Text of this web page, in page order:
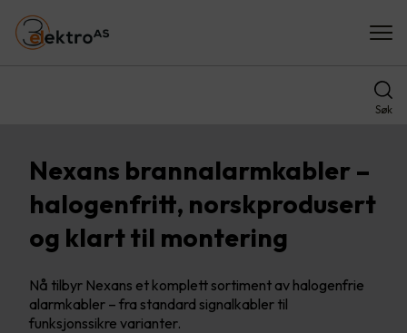
Søk
Nexans brannalarmkabler –
halogenfritt, norskprodusert
og klart til montering
Nå tilbyr Nexans et komplett sortiment av halogenfrie
alarmkabler – fra standard signalkabler til
funksjonssikre varianter.